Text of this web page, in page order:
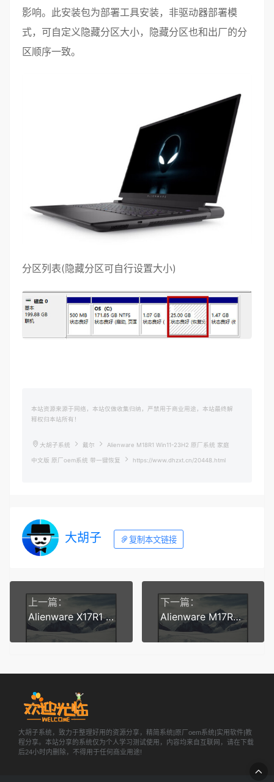
影响。此安装包为部署工具安装，非驱动器部署模
式，可自定义隐藏分区大小，隐藏分区也和出厂的分
区顺序一致。
分区列表(隐藏分区可自行设置大小)
本站资源来源于网络，本站仅做收集归纳，严禁用于商业用途，本站最终解
释权归本站所有！
大胡子系统 戴尔 Alienware M18R1 Win11-23H2 原厂系统 家庭
中文版 原厂oem系统 带一键恢复 https://www.dhzxt.cn/20448.html
大胡子 复制本文链接
上一篇：
Alienware X17R1 Win11-22H2家庭中文版 原厂oem系统 带一键恢复
下一篇：
Alienware M17R5 AMD Win11-21H2 原厂系统 家庭中文版 原厂oem系统 带一键恢复
大胡子系统，致力于整理好用的资源分享，精简系统|原厂oem系统|实用软件|教
程分享。本站分享的系统仅为个人学习测试使用，内容均来自互联网，请在下载
后24小时内删除，不得用于任何商业用途!